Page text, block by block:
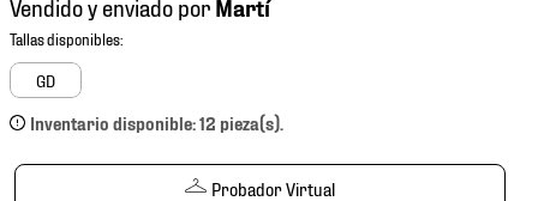
Vendido y enviado por
GD
Inventario disponible: 12 pieza(s).
Probador Virtual
4.
tenis futbol
.
mochila
6.
jersey
7.
mochilas